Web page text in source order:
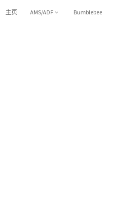
主页 AMS/ADF Bumblebee